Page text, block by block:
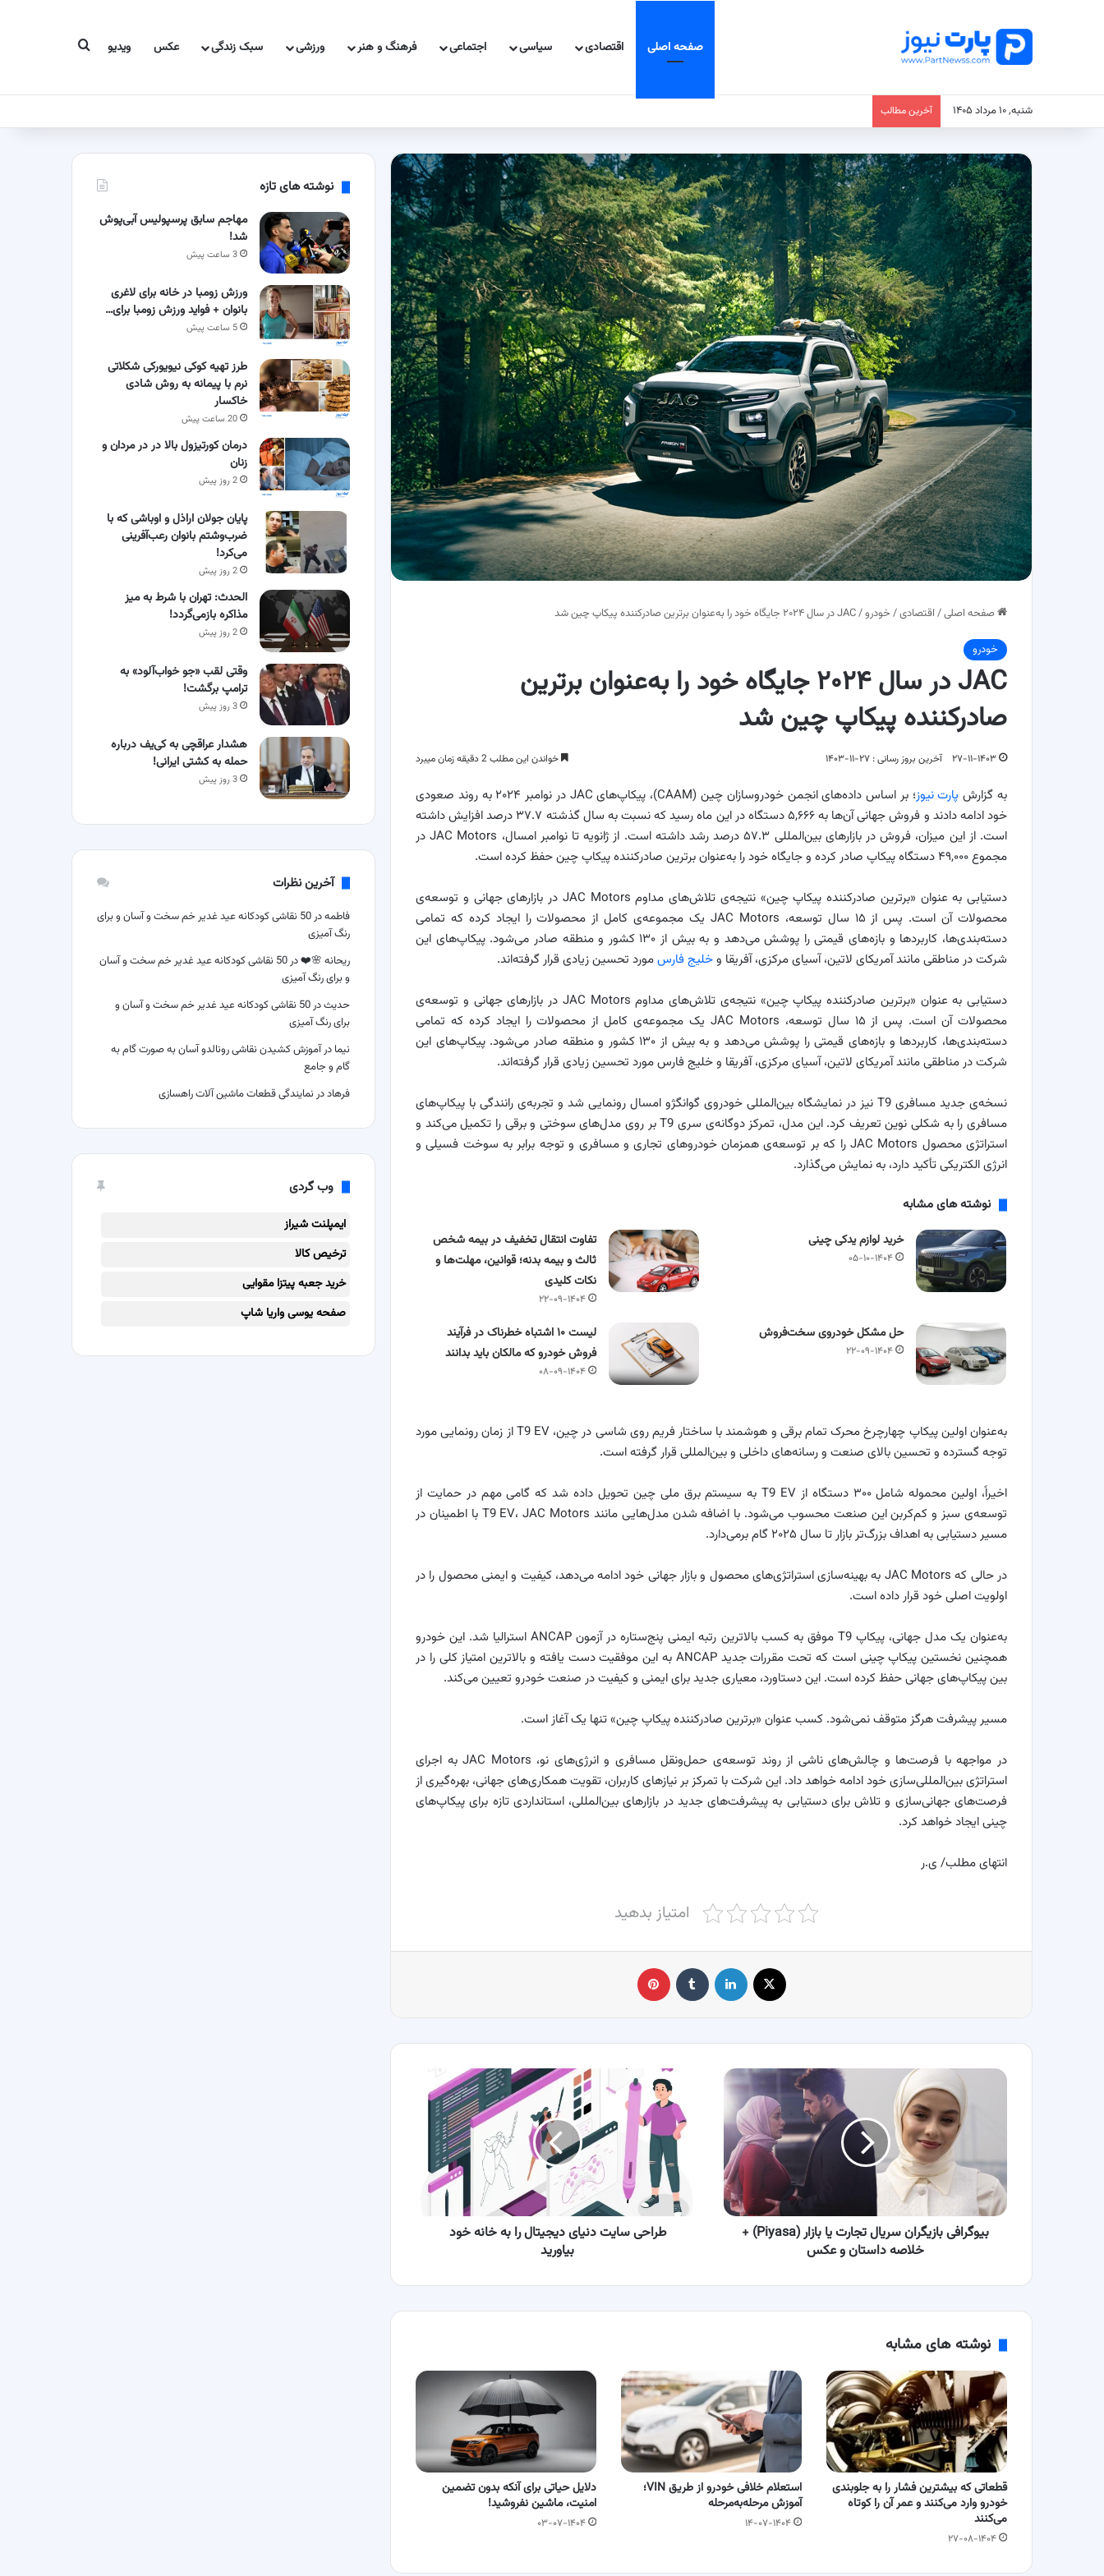
صفحه اصلی اقتصادی سیاسی اجتماعی فرهنگ و هنر ورزشی سبک زندگی عکس ویدیو جستجو برای
شنبه, ۱۰ مرداد ۱۴۰۵ آخرین مطالب
صفحه اصلی/ اقتصادی/ خودرو/JAC در سال ۲۰۲۴ جایگاه خود را به‌عنوان برترین صادرکننده پیکاپ چین شد
خودرو
JAC در سال ۲۰۲۴ جایگاه خود را به‌عنوان برترین
صادرکننده پیکاپ چین شد
۲۷-۱۱-۱۴۰۳ آخرین بروز رسانی : ۲۷-۱۱-۱۴۰۳ خواندن این مطلب 2 دقیقه زمان میبرد
به گزارش پارت نیوز
؛ بر اساس داده‌های انجمن خودروسازان چین (CAAM)، پیکاپ‌های JAC در نوامبر ۲۰۲۴ به روند صعودی
خود ادامه دادند و فروش جهانی آن‌ها به ۵,۶۶۶ دستگاه در این ماه رسید که نسبت به سال گذشته ۳۷.۷ درصد افزایش داشته
است. از این میزان، فروش در بازارهای بین‌المللی ۵۷.۳ درصد رشد داشته است. از ژانویه تا نوامبر امسال، JAC Motors در
مجموع ۴۹,۰۰۰ دستگاه پیکاپ صادر کرده و جایگاه خود را به‌عنوان برترین صادرکننده پیکاپ چین حفظ کرده است.
دستیابی به عنوان «برترین صادرکننده پیکاپ چین» نتیجه‌ی تلاش‌های مداوم JAC Motors در بازارهای جهانی و توسعه‌ی
محصولات آن است. پس از ۱۵ سال توسعه، JAC Motors یک مجموعه‌ی کامل از محصولات را ایجاد کرده که تمامی
دسته‌بندی‌ها، کاربردها و بازه‌های قیمتی را پوشش می‌دهد و به بیش از ۱۳۰ کشور و منطقه صادر می‌شود. پیکاپ‌های این
شرکت در مناطقی مانند آمریکای لاتین، آسیای مرکزی، آفریقا وخلیج فارسمورد تحسین زیادی قرار گرفته‌اند.
دستیابی به عنوان «برترین صادرکننده پیکاپ چین» نتیجه‌ی تلاش‌های مداوم JAC Motors در بازارهای جهانی و توسعه‌ی
محصولات آن است. پس از ۱۵ سال توسعه، JAC Motors یک مجموعه‌ی کامل از محصولات را ایجاد کرده که تمامی
دسته‌بندی‌ها، کاربردها و بازه‌های قیمتی را پوشش می‌دهد و به بیش از ۱۳۰ کشور و منطقه صادر می‌شود. پیکاپ‌های این
شرکت در مناطقی مانند آمریکای لاتین، آسیای مرکزی، آفریقا و خلیج فارس مورد تحسین زیادی قرار گرفته‌اند.
نسخه‌ی جدید مسافری T9 نیز در نمایشگاه بین‌المللی خودروی گوانگژو امسال رونمایی شد و تجربه‌ی رانندگی با پیکاپ‌های
مسافری را به شکلی نوین تعریف کرد. این مدل، تمرکز دوگانه‌ی سری T9 بر روی مدل‌های سوختی و برقی را تکمیل می‌کند و
استراتژی محصول JAC Motors را که بر توسعه‌ی همزمان خودروهای تجاری و مسافری و توجه برابر به سوخت فسیلی و
انرژی الکتریکی تأکید دارد، به نمایش می‌گذارد.
نوشته های مشابه
خرید لوازم یدکی چینی
۰۵-۱۰-۱۴۰۴
تفاوت انتقال تخفیف در بیمه شخص
ثالث و بیمه بدنه؛ قوانین، مهلت‌ها و
نکات کلیدی
۲۲-۰۹-۱۴۰۴
حل مشکل خودروی سخت‌فروش
۲۲-۰۹-۱۴۰۴
لیست ۱۰ اشتباه خطرناک در فرآیند
فروش خودرو که مالکان باید بدانند
۰۸-۰۹-۱۴۰۴
به‌عنوان اولین پیکاپ چهارچرخ محرک تمام برقی و هوشمند با ساختار فریم روی شاسی در چین، T9 EV از زمان رونمایی مورد
توجه گسترده و تحسین بالای صنعت و رسانه‌های داخلی و بین‌المللی قرار گرفته است.
اخیراً، اولین محموله شامل ۳۰۰ دستگاه از T9 EV به سیستم برق ملی چین تحویل داده شد که گامی مهم در حمایت از
توسعه‌ی سبز و کم‌کربن این صنعت محسوب می‌شود. با اضافه شدن مدل‌هایی مانند T9 EV، JAC Motors با اطمینان در
مسیر دستیابی به اهداف بزرگ‌تر بازار تا سال ۲۰۲۵ گام برمی‌دارد.
در حالی که JAC Motors به بهینه‌سازی استراتژی‌های محصول و بازار جهانی خود ادامه می‌دهد، کیفیت و ایمنی محصول را در
اولویت اصلی خود قرار داده است.
به‌عنوان یک مدل جهانی، پیکاپ T9 موفق به کسب بالاترین رتبه ایمنی پنج‌ستاره در آزمون ANCAP استرالیا شد. این خودرو
همچنین نخستین پیکاپ چینی است که تحت مقررات جدید ANCAP به این موفقیت دست یافته و بالاترین امتیاز کلی را در
بین پیکاپ‌های جهانی حفظ کرده است. این دستاورد، معیاری جدید برای ایمنی و کیفیت در صنعت خودرو تعیین می‌کند.
مسیر پیشرفت هرگز متوقف نمی‌شود. کسب عنوان «برترین صادرکننده پیکاپ چین» تنها یک آغاز است.
در مواجهه با فرصت‌ها و چالش‌های ناشی از روند توسعه‌ی حمل‌ونقل مسافری و انرژی‌های نو، JAC Motors به اجرای
استراتژی بین‌المللی‌سازی خود ادامه خواهد داد. این شرکت با تمرکز بر نیازهای کاربران، تقویت همکاری‌های جهانی، بهره‌گیری از
فرصت‌های جهانی‌سازی و تلاش برای دستیابی به پیشرفت‌های جدید در بازارهای بین‌المللی، استانداردی تازه برای پیکاپ‌های
چینی ایجاد خواهد کرد.
انتهای مطلب/ ی.ر
امتیاز بدهید
لینکدین ‫تامبلر
بیوگرافی
بازار
+
خلاصه
داستان
بیوگرافی بازیگران سریال تجارت یا بازار (Piyasa) +
خلاصه داستان و عکس
دنیای
دیجیتال
بیاورید
طراحی سایت دنیای دیجیتال را به خانه خود
بیاورید
نوشته های مشابه
قطعاتی که بیشترین فشار را به جلوبندی
خودرو وارد می‌کنند و عمر آن را کوتاه
می‌کنند
۲۷-۰۸-۱۴۰۴
استعلام خلافی خودرو از طریق VIN؛
آموزش مرحله‌به‌مرحله
۱۴-۰۷-۱۴۰۴
دلایل حیاتی برای آنکه بدون تضمین
امنیت، ماشین نفروشید!
۰۳-۰۷-۱۴۰۴
نوشته های تازه
مهاجم سابق پرسپولیس آبی‌پوش
شد!
3 ساعت پیش
ورزش زومبا در خانه برای لاغری
بانوان + فواید ورزش زومبا برای…
5 ساعت پیش
طرز تهیه کوکی نیویورکی شکلاتی
نرم با پیمانه به روش شادی
خاکسار
20 ساعت پیش
درمان کورتیزول بالا در در مردان و
زنان
2 روز پیش
پایان جولان اراذل و اوباشی که با
ضرب‌وشتم بانوان رعب‌آفرینی
می‌کرد!
2 روز پیش
الحدث: تهران با شرط به میز
مذاکره بازمی‌گردد!
2 روز پیش
وقتی لقب «جو خواب‌آلود» به
ترامپ برگشت!
3 روز پیش
هشدار عراقچی به کی‌یف درباره
حمله به کشتی ایرانی!
3 روز پیش
آخرین نظرات
فاطمهدر
50 نقاشی کودکانه عید غدیر خم سخت و آسان و برای
رنگ آمیزی
ریحانه 🌸❤️در
50 نقاشی کودکانه عید غدیر خم سخت و آسان
و برای رنگ آمیزی
حدیثدر
50 نقاشی کودکانه عید غدیر خم سخت و آسان و
برای رنگ آمیزی
نیما درآموزش کشیدن نقاشی رونالدو آسان به صورت گام به
گام و جامع
فرهاددر نمایندگی قطعات ماشین آلات راهسازی
وب گردی
ایمپلنت شیراز
ترخیص کالا
خرید جعبه پیتزا مقوایی
صفحه یوسی واریا شاپ